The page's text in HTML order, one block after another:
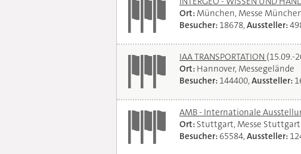
Ort: München, Messe
Besucher: 18678,Aussteller:
IAA TRANSPORTATION (15.09.-
Ort: Hannover, Messegelände
Besucher: 144400,Aussteller:
AMB - Internationale
Ort: Stuttgart, Messe Stuttgart
Besucher: 65584,Aussteller: